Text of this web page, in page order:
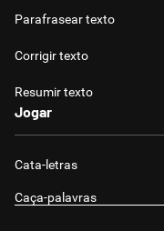
Parafrasear texto
Corrigir texto
Resumir texto
Jogar
Cata-letras
Caça-palavras